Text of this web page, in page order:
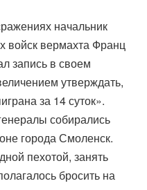
начальник
войск вермахта Франц
запись в своем
утверждать,
за 14 суток».
собирались
города Смоленск.
пехотой, занять
бросить на